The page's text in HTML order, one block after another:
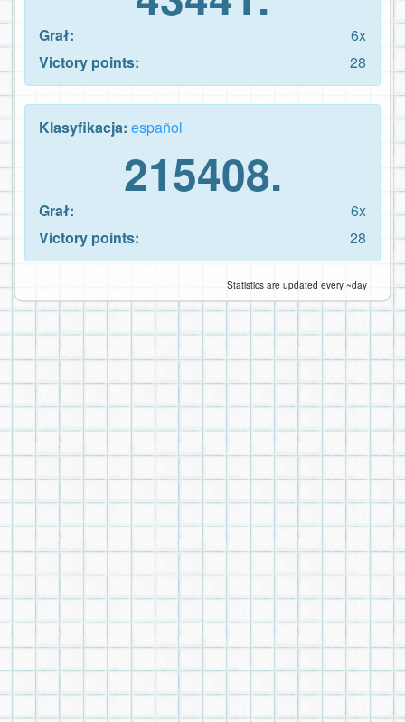
Grał:
6x
Victory points:
28
Klasyfikacja: español
215408.
Grał:
6x
Victory points:
28
Statistics are updated every ~day